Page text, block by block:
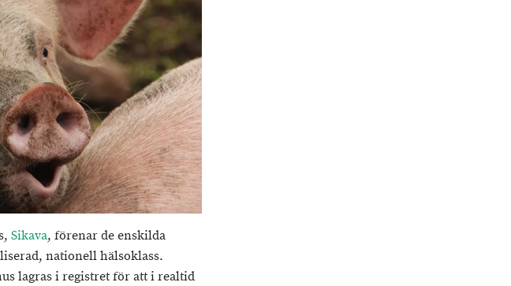
Sikava, förenar de enskilda
nationell hälsoklass.
lagras i registret för att i realtid